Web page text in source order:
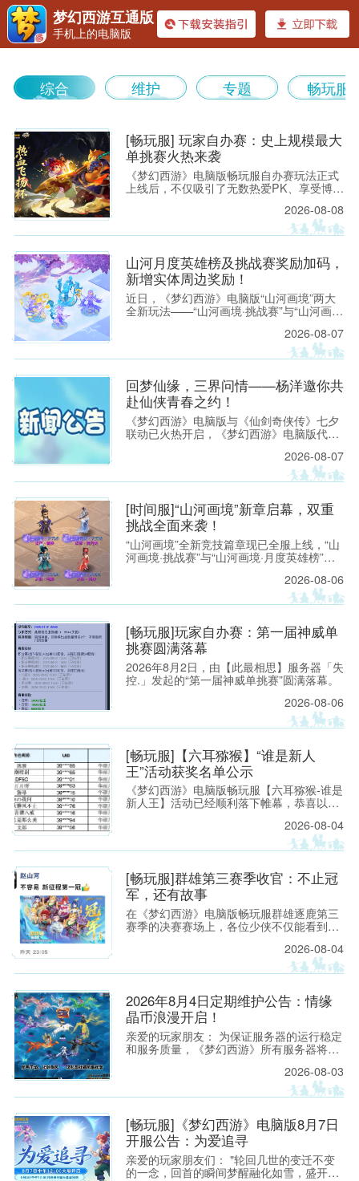
《梦幻
西游》
电脑版
官方网
站 - 网
易西游
题材扛
鼎之作
梦幻西游互通版
手机上的电脑版
综合 维护 专题 畅玩服
[畅玩服] 玩家自办赛：史上规模最大
单挑赛火热来袭
《梦幻西游》电脑版畅玩服自办赛玩法正式
上线后，不仅吸引了无数热爱PK、享受博弈
拉满、热血激情的“1V1”单挑赛。近日，
【龙卷雨击】服务器的「热血飞扬」发起了
一场可供2048位少侠参与、总奖池超10万仙
规模最大的单挑赛。
2026-08-08
山河月度英雄榜及挑战赛奖励加码，
新增实体周边奖励！
近日，《梦幻西游》电脑版“山河画境”两大
全新玩法——“山河画境·挑战赛”与“山河画境
勇闯画境、挑战自我，我们为两大玩法新增
丰厚实物周边奖励，各位少侠将有机会赢取
涂山瞳大手办、青花瓷鬼将手办等典藏好
的现实礼遇。
2026-08-07
回梦仙缘，三界问情——杨洋邀你共
赴仙侠青春之约！
《梦幻西游》电脑版与《仙剑奇侠传》七夕
联动已火热开启，《梦幻西游》电脑版代言
同步上线。 视频以青春成长为情感主线，串
联起两大IP跨越时光的共同记忆，精准戳中
无数玩家的成长共鸣。
2026-08-07
[时间服]“山河画境”新章启幕，双重
挑战全面来袭！
“山河画境”全新竞技篇章现已全服上线，“山
河画境·挑战赛”与“山河画境·月度英雄榜”两
特赦令牌、无双徽记等高价值道具，还能解
锁专属限时称谓、万界通廊摊位招牌装饰、
首领雕像庭院装饰等限定奖励。
2026-08-06
[畅玩服]玩家自办赛：第一届神威单
挑赛圆满落幕
2026年8月2日，由【此最相思】服务器「失
控.」发起的“第一届神威单挑赛”圆满落幕。
2026-08-06
[畅玩服]【六耳猕猴】“谁是新人
王”活动获奖名单公示
《梦幻西游》电脑版畅玩服【六耳猕猴-谁是
新人王】活动已经顺利落下帷幕，恭喜以下
2026-08-04
[畅玩服]群雄第三赛季收官：不止冠
军，还有故事
在《梦幻西游》电脑版畅玩服群雄逐鹿第三
赛季的决赛赛场上，各位少侠不仅能看到精
彩激烈的顶尖对决，赛场之外也同样看点满
满。下面，就带各位少侠了解一下吧！
2026-08-04
2026年8月4日定期维护公告：情缘
晶币浪漫开启！
亲爱的玩家朋友： 为保证服务器的运行稳定
和服务质量，《梦幻西游》所有服务器将于
的维护工作。预计维护时间为上午8:00至9:3
0，请各位玩家相互转告，并提前留意游戏
时间，以免造成不必要的损失。
2026-08-03
[畅玩服]《梦幻西游》电脑版8月7日
开服公告：为爱追寻
亲爱的玩家朋友们： "轮回几世的变迁不变
的一念，回首的瞬间梦醒融化如雪，盛开为